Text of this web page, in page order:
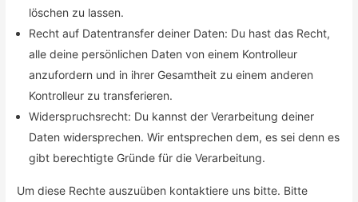
löschen zu lassen.
Recht auf Datentransfer deiner Daten: Du hast das Recht,
alle deine persönlichen Daten von einem Kontrolleur
anzufordern und in ihrer Gesamtheit zu einem anderen
Kontrolleur zu transferieren.
Widerspruchsrecht: Du kannst der Verarbeitung deiner
Daten widersprechen. Wir entsprechen dem, es sei denn es
gibt berechtigte Gründe für die Verarbeitung.
Um diese Rechte auszuüben kontaktiere uns bitte. Bitte